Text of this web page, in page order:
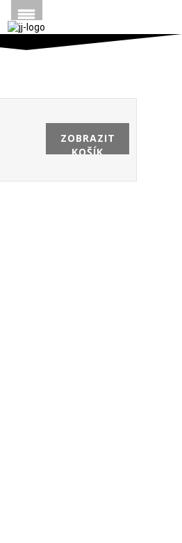
ZOBRAZIT
KOŠÍK